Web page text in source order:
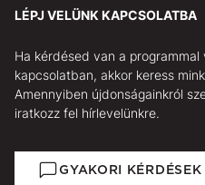
LÉPJ VELÜNK KAPCSOLATBA
Ha kérdésed van a programmal
kapcsolatban, akkor keress
Amennyiben újdonságainkról
iratkozz fel hírlevelünkre.
GYAKORI KÉRDÉSEK